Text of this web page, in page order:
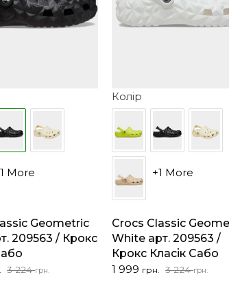
More
Geometric
209563 / Крокс
3 224грн.
Колір
+1 More
Crocs Classic
White арт. 209563 /
Крокс Класік Сабо
3 224грн.
Оригінальна
1 999 грн.
Поточна